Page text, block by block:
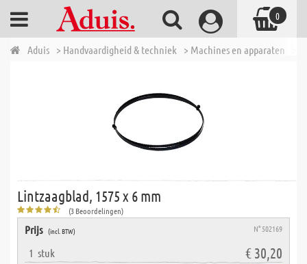
Aduis > Handvaardigheid & techniek > Machines en apparaten
Lintzaagblad, 1575 x 6 mm
(3 Beoordelingen)
Prijs (incl. BTW) N° 502169
1 stuk € 30,20
0